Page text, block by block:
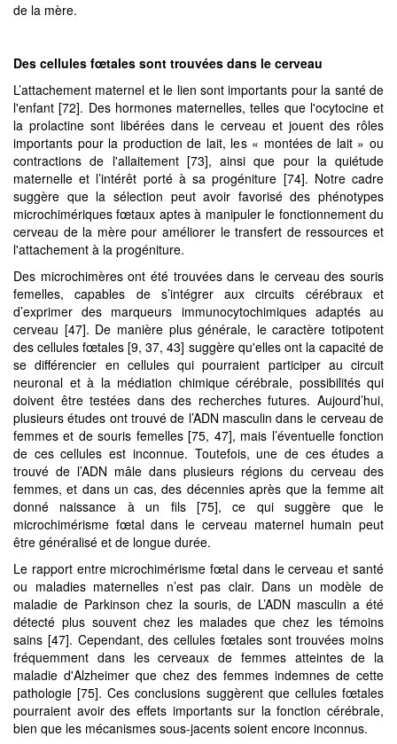
de la mère.
Des cellules fœtales sont trouvées dans le cerveau
L’attachement maternel et le lien sont importants pour la santé de
l'enfant [72]. Des hormones maternelles, telles que l'ocytocine et
la prolactine sont libérées dans le cerveau et jouent des rôles
importants pour la production de lait, les « montées de lait » ou
contractions de l'allaitement [73], ainsi que pour la quiétude
maternelle et l’intérêt porté à sa progéniture [74]. Notre cadre
suggère que la sélection peut avoir favorisé des phénotypes
microchimériques fœtaux aptes à manipuler le fonctionnement du
cerveau de la mère pour améliorer le transfert de ressources et
l'attachement à la progéniture.
Des microchimères ont été trouvées dans le cerveau des souris
femelles, capables de s’intégrer aux circuits cérébraux et
d’exprimer des marqueurs immunocytochimiques adaptés au
cerveau [47]. De manière plus générale, le caractère totipotent
des cellules fœtales [9, 37, 43] suggère qu'elles ont la capacité de
se différencier en cellules qui pourraient participer au circuit
neuronal et à la médiation chimique cérébrale, possibilités qui
doivent être testées dans des recherches futures. Aujourd’hui,
plusieurs études ont trouvé de l’ADN masculin dans le cerveau de
femmes et de souris femelles [75, 47], mais l’éventuelle fonction
de ces cellules est inconnue. Toutefois, une de ces études a
trouvé de l’ADN mâle dans plusieurs régions du cerveau des
femmes, et dans un cas, des décennies après que la femme ait
donné naissance à un fils [75], ce qui suggère que le
microchimérisme fœtal dans le cerveau maternel humain peut
être généralisé et de longue durée.
Le rapport entre microchimérisme fœtal dans le cerveau et santé
ou maladies maternelles n’est pas clair. Dans un modèle de
maladie de Parkinson chez la souris, de L’ADN masculin a été
détecté plus souvent chez les malades que chez les témoins
sains [47]. Cependant, des cellules fœtales sont trouvées moins
fréquemment dans les cerveaux de femmes atteintes de la
maladie d'Alzheimer que chez des femmes indemnes de cette
pathologie [75]. Ces conclusions suggèrent que cellules fœtales
pourraient avoir des effets importants sur la fonction cérébrale,
bien que les mécanismes sous-jacents soient encore inconnus.